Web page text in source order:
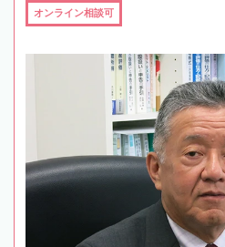
オンライン相談可